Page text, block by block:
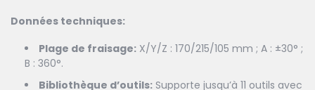
Données techniques:
Plage de fraisage: X/Y/Z : 170/215/105 mm ; A : ±30° ;
B : 360°.
Bibliothèque d’outils: Supporte jusqu’à 11 outils avec